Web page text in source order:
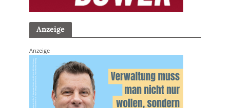
Anzeige
Anzeige